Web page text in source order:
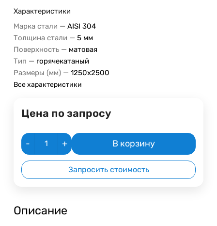
Характеристики
Марка стали — AISI 304
Толщина стали — 5 мм
Поверхность — матовая
Тип — горячекатаный
Размеры (мм) — 1250х2500
Все характеристики
Цена по запросу
- + В корзину
Запросить стоимость
Описание